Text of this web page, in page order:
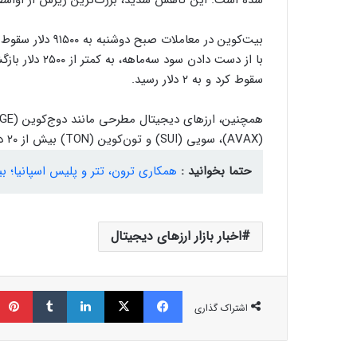
بیت‌کوین در
سقوط کرد و به ۲ دلار رسید.
(AVAX)، سویی (SUI) و تون‌کوین (TON) بیش از ۲۰ درصد کاهش قیمت را تجربه کردند.
حتما بخوانید : همکاری ترون، تتر و پلیس اسپانیا؛ بیش از ۲۶ میلیون دلار ارز
اخبار بازار ارزهای دیجیتال
اشتراک گذاری
فیسبوک ایکس لینکداین تامبلر